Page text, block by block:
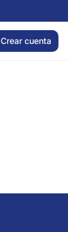
Crear cuenta